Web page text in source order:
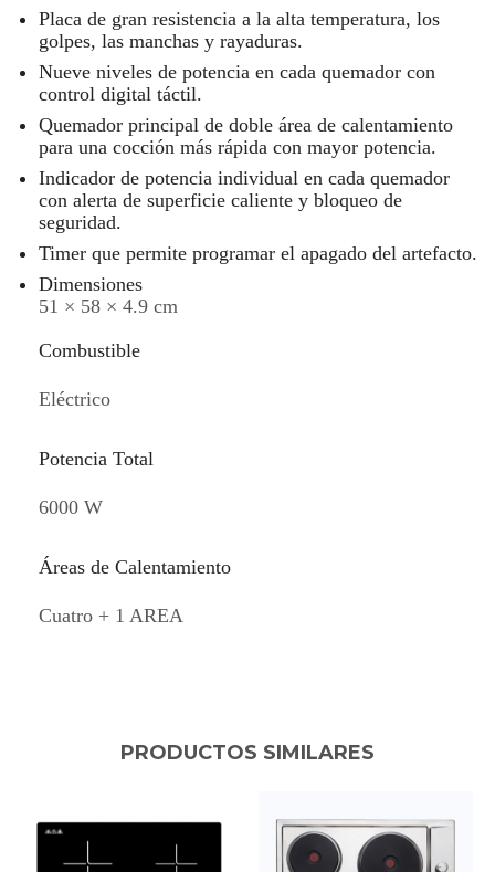
Placa de gran resistencia a la alta temperatura, los
golpes, las manchas y rayaduras.
Nueve niveles de potencia en cada quemador con
control digital táctil.
Quemador principal de doble área de calentamiento
para una cocción más rápida con mayor potencia.
Indicador de potencia individual en cada quemador
con alerta de superficie caliente y bloqueo de
seguridad.
Timer que permite programar el apagado del artefacto.
Dimensiones
51 × 58 × 4.9 cm
Combustible
Eléctrico
Potencia Total
6000 W
Áreas de Calentamiento
Cuatro + 1 AREA
PRODUCTOS SIMILARES